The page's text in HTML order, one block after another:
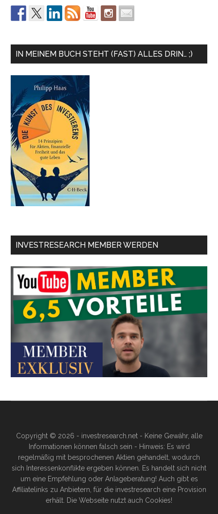
IN MEINEM BUCH STEHT (FAST) ALLES DRIN… ;)
INVESTRESEARCH MEMBER WERDEN
Copyright © 2026 - investresearch.net - Keine Gewähr, alle
Informationen können falsch sein - Hinweis: Es wird
regelmäßig mit besprochenen Aktien gehandelt, wodurch
sich Interessenkonflikte ergeben können. Es handelt sich nicht
um eine Empfehlung oder Anlageberatung! Auch gibt es
Affiliatelinks zu Anbietern, für die investresearch eine Provision
erhält. Die Webseite nutzt auch Cookies!